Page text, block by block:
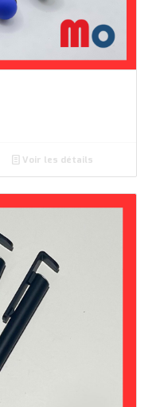
Voir les détails